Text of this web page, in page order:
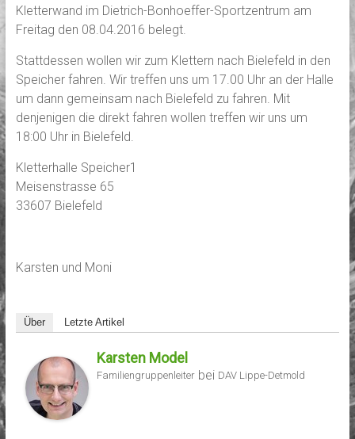
Kletterwand im Dietrich-Bonhoeffer-Sportzentrum am
Freitag den 08.04.2016 belegt.
Stattdessen wollen wir zum Klettern nach Bielefeld in den
Speicher fahren. Wir treffen uns um 17.00 Uhr an der Halle
um dann gemeinsam nach Bielefeld zu fahren. Mit
denjenigen die direkt fahren wollen treffen wir uns um
18:00 Uhr in Bielefeld.
Kletterhalle Speicher1
Meisenstrasse 65
33607 Bielefeld
Karsten und Moni
Über Letzte Artikel
Karsten Model
Familiengruppenleiterbei DAV Lippe-Detmold